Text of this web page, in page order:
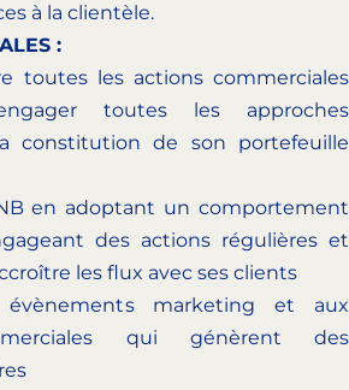
à la clientèle.
:
toutes les actions commerciales
toutes les approches
constitution de son portefeuille
en adoptant un comportement
des actions régulières et
les flux avec ses clients
marketing et aux
qui génèrent des